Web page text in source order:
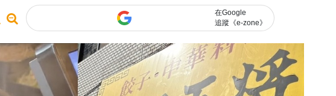
在Google
追蹤《e-zone》